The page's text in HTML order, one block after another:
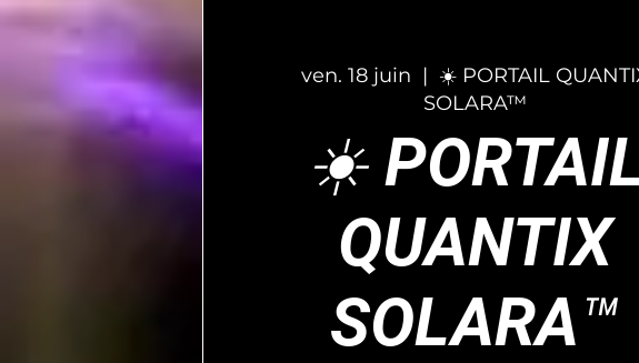
ven. 18 juin
  |
☀️ PORTAIL
SOLARA™
☀️
QUANTIX
SOLARA™